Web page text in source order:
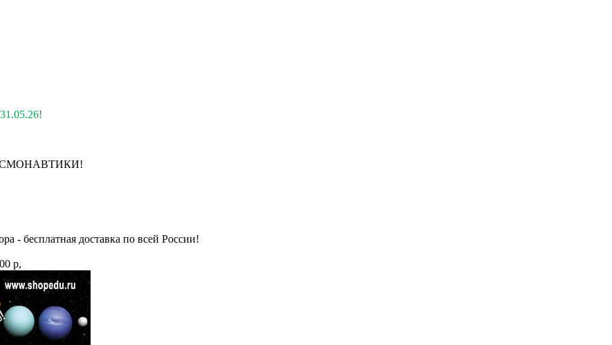
КОСМОНАВТИКИ!
- бесплатная доставка по всей России!
р,